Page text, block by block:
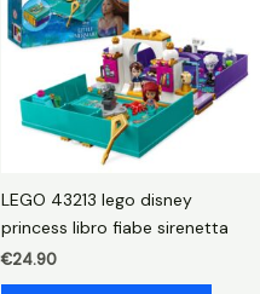
LEGO 43213 lego disney
princess libro fiabe sirenetta
€24.90